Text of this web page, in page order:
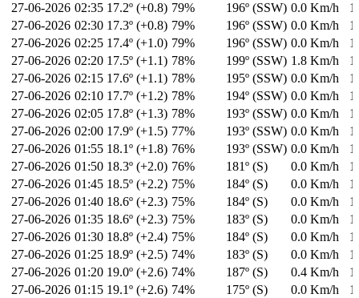
27-06-2026 02:35 17.2º (+0.8) 79% 196º (SSW) 0.0 Km/h
27-06-2026 02:30 17.3º (+0.8) 79% 196º (SSW) 0.0 Km/h
27-06-2026 02:25 17.4º (+1.0) 79% 196º (SSW) 0.0 Km/h
27-06-2026 02:20 17.5º (+1.1) 78% 199º (SSW) 1.8 Km/h
27-06-2026 02:15 17.6º (+1.1) 78% 195º (SSW) 0.0 Km/h
27-06-2026 02:10 17.7º (+1.2) 78% 194º (SSW) 0.0 Km/h
27-06-2026 02:05 17.8º (+1.3) 78% 193º (SSW) 0.0 Km/h
27-06-2026 02:00 17.9º (+1.5) 77% 193º (SSW) 0.0 Km/h
27-06-2026 01:55 18.1º (+1.8) 76% 193º (SSW) 0.0 Km/h
27-06-2026 01:50 18.3º (+2.0) 76% 181º (S) 0.0 Km/h
27-06-2026 01:45 18.5º (+2.2) 75% 184º (S) 0.0 Km/h
27-06-2026 01:40 18.6º (+2.3) 75% 184º (S) 0.0 Km/h
27-06-2026 01:35 18.6º (+2.3) 75% 183º (S) 0.0 Km/h
27-06-2026 01:30 18.8º (+2.4) 75% 184º (S) 0.0 Km/h
27-06-2026 01:25 18.9º (+2.5) 74% 183º (S) 0.0 Km/h
27-06-2026 01:20 19.0º (+2.6) 74% 187º (S) 0.4 Km/h
27-06-2026 01:15 19.1º (+2.6) 74% 175º (S) 0.0 Km/h